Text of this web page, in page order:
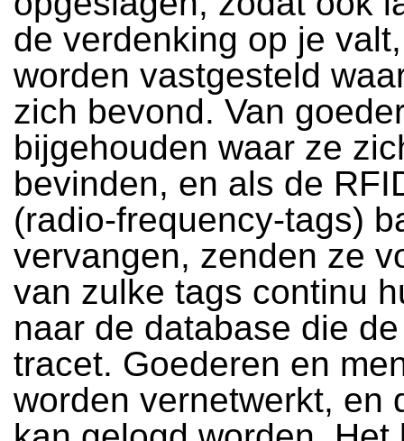
de verdenking op je
worden vastgesteld
zich bevond. Van
bijgehouden waar ze
bevinden, en als de
(radio-frequency-tags)
vervangen, zenden ze
van zulke tags continu
naar de database die
tracet. Goederen en
worden vernetwerkt, en